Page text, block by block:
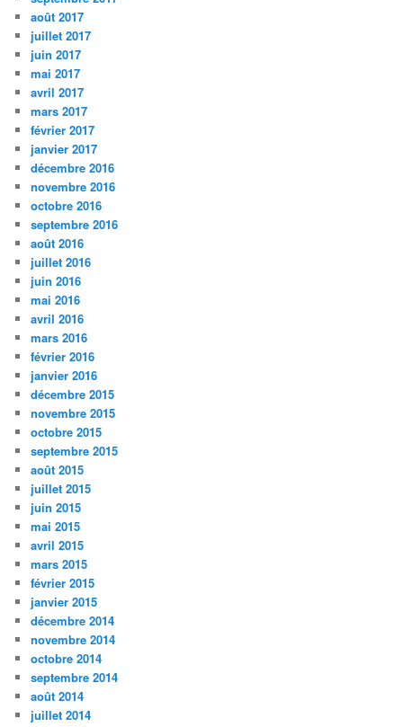
août 2017
juillet 2017
juin 2017
mai 2017
avril 2017
mars 2017
février 2017
janvier 2017
décembre 2016
novembre 2016
octobre 2016
septembre 2016
août 2016
juillet 2016
juin 2016
mai 2016
avril 2016
mars 2016
février 2016
janvier 2016
décembre 2015
novembre 2015
octobre 2015
septembre 2015
août 2015
juillet 2015
juin 2015
mai 2015
avril 2015
mars 2015
février 2015
janvier 2015
décembre 2014
novembre 2014
octobre 2014
septembre 2014
août 2014
juillet 2014